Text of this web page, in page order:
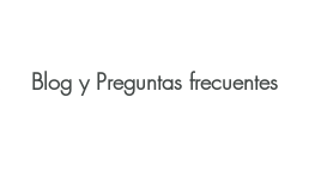
Blog y Preguntas frecuentes